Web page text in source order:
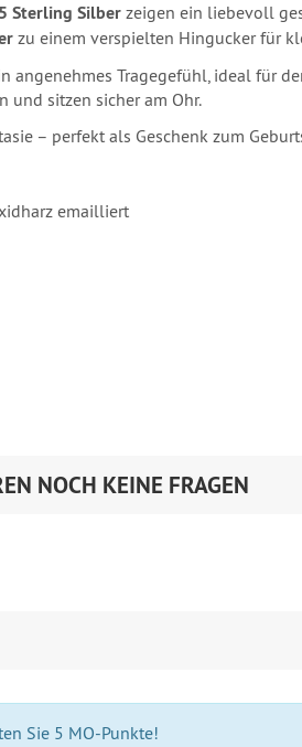
Sterling Silber zeigen ein liebevoll
zu einem verspielten Hingucker für
angenehmes Tragegefühl, ideal für
und sitzen sicher am Ohr.
– perfekt als Geschenk zum
emailliert
NOCH KEINE FRAGEN
Sie 5 MO-Punkte!